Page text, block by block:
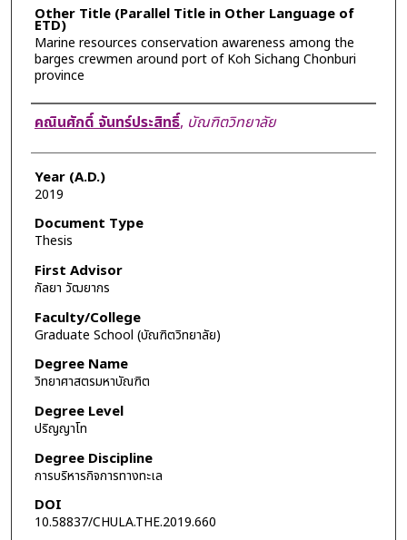
Other Title (Parallel Title in Other Language of
ETD)
Marine resources conservation awareness among the
barges crewmen around port of Koh Sichang Chonburi
province
Author
คณินศักดิ์ จันทร์ประสิทธิ์, บัณฑิตวิทยาลัย
Year (A.D.)
2019
Document Type
Thesis
First Advisor
กัลยา วัฒยากร
Faculty/College
Graduate School (บัณฑิตวิทยาลัย)
Degree Name
วิทยาศาสตรมหาบัณฑิต
Degree Level
ปริญญาโท
Degree Discipline
การบริหารกิจการทางทะเล
DOI
10.58837/CHULA.THE.2019.660